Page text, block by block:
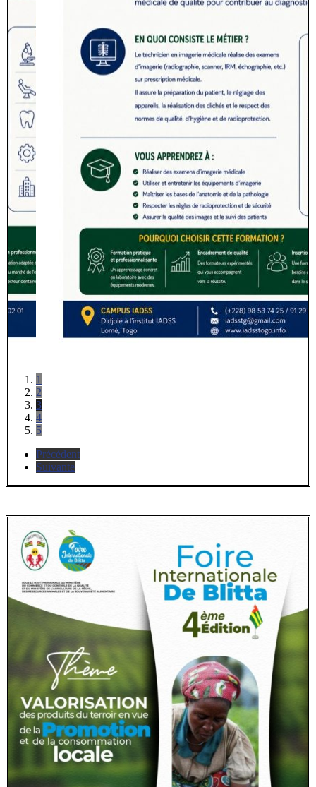
1
2
3
4
5
Précédent
Suivante